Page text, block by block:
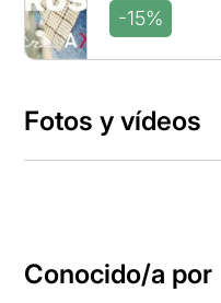
-15%
Fotos y vídeos
Conocido/a por